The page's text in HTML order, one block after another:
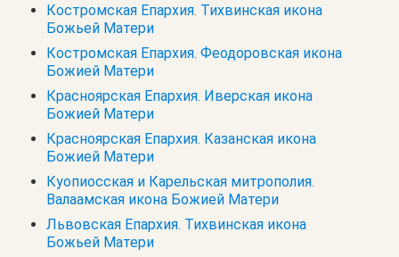
Костромская Епархия. Тихвинская икона
Божьей Матери
Костромская Епархия. Феодоровская икона
Божией Матери
Красноярская Епархия. Иверская икона
Божией Матери
Красноярская Епархия. Казанская икона
Божией Матери
Куопиосская и Карельская митрополия.
Валаамская икона Божией Матери
Львовская Епархия. Тихвинская икона
Божьей Матери